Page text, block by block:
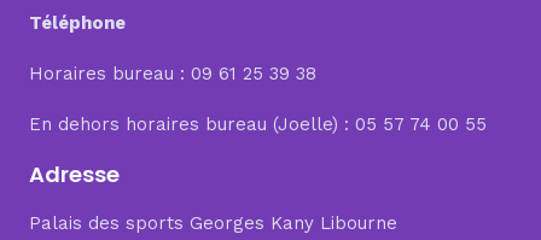
Téléphone
Horaires bureau : 09 61 25 39 38
En dehors horaires bureau (Joelle) : 05 57 74 00 55
Adresse
Palais des sports Georges Kany Libourne